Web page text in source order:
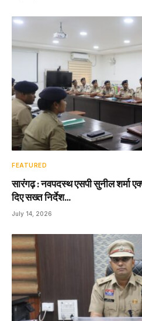
FEATURED
सारंगढ़ : नवपदस्थ एसपी सुनील शर्मा
दिए सख्त निर्देश…
July 14, 2026